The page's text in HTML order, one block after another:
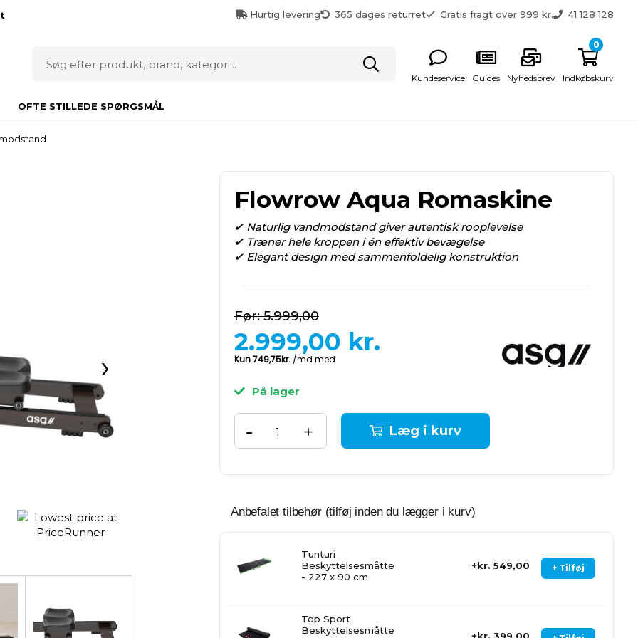
Hurtig levering 365 dages returret Gratis fragt over 999 kr. 41 128 128
Kundeservice Guides Nyhedsbrev Indkøbskurv
0
OFTE STILLEDE SPØRGSMÅL
›
Flowrow Aqua Romaskine
✔ Naturlig vandmodstand giver autentisk rooplevelse
✔ Træner hele kroppen i én effektiv bevægelse
✔ Elegant design med sammenfoldelig konstruktion
5.999,00
2.999,00 kr.
På lager
+
- Læg i kurv
Anbefalet tilbehør (tilføj inden du lægger i kurv)
+ Tilføj
Tunturi
Beskyttelsesmåtte
- 227 x 90 cm
kr. 549,00
Top Sport
Beskyttelsesmåtte